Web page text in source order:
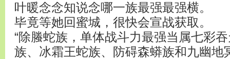
叶暖念念知说念哪一族最强最强横。
毕竟等她回蜜城，很快会宣战获取。
“除螣蛇族，单体战斗力最强当属七彩
族、冰霜王蛇族、防碍森蟒族和九幽地